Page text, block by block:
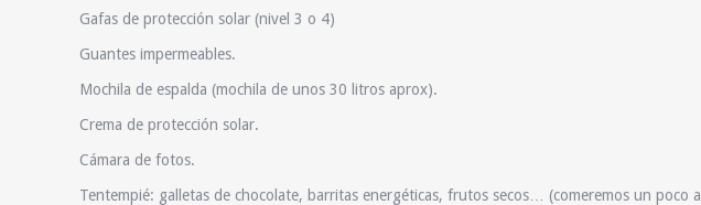
Gafas de protección solar (nivel 3 o 4)
Guantes impermeables.
Mochila de espalda (mochila de unos 30 litros aprox).
Crema de protección solar.
Cámara de fotos.
Tentempié: galletas de chocolate, barritas energéticas, frutos secos… (comeremos un poco a